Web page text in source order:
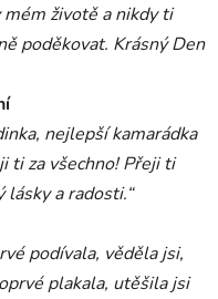
životě a nikdy ti
poděkovat. Krásný Den
nejlepší kamarádka
ti za všechno! Přeji ti
a radosti.“
podívala, věděla jsi,
plakala, utěšila jsi